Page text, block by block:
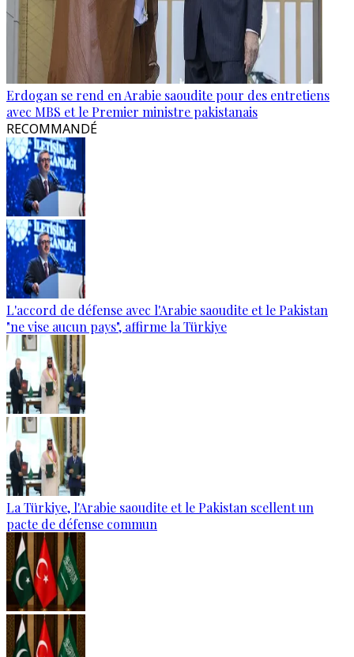
Erdogan se rend en Arabie saoudite pour des entretiens
avec MBS et le Premier ministre pakistanais
RECOMMANDÉ
L'accord de défense avec l'Arabie saoudite et le Pakistan
"ne vise aucun pays", affirme la Türkiye
La Türkiye, l'Arabie saoudite et le Pakistan scellent un
pacte de défense commun